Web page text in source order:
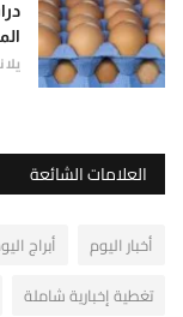
العلامات الشائعة
أخبار اليوم أبراج
تغطية إخبارية شاملة